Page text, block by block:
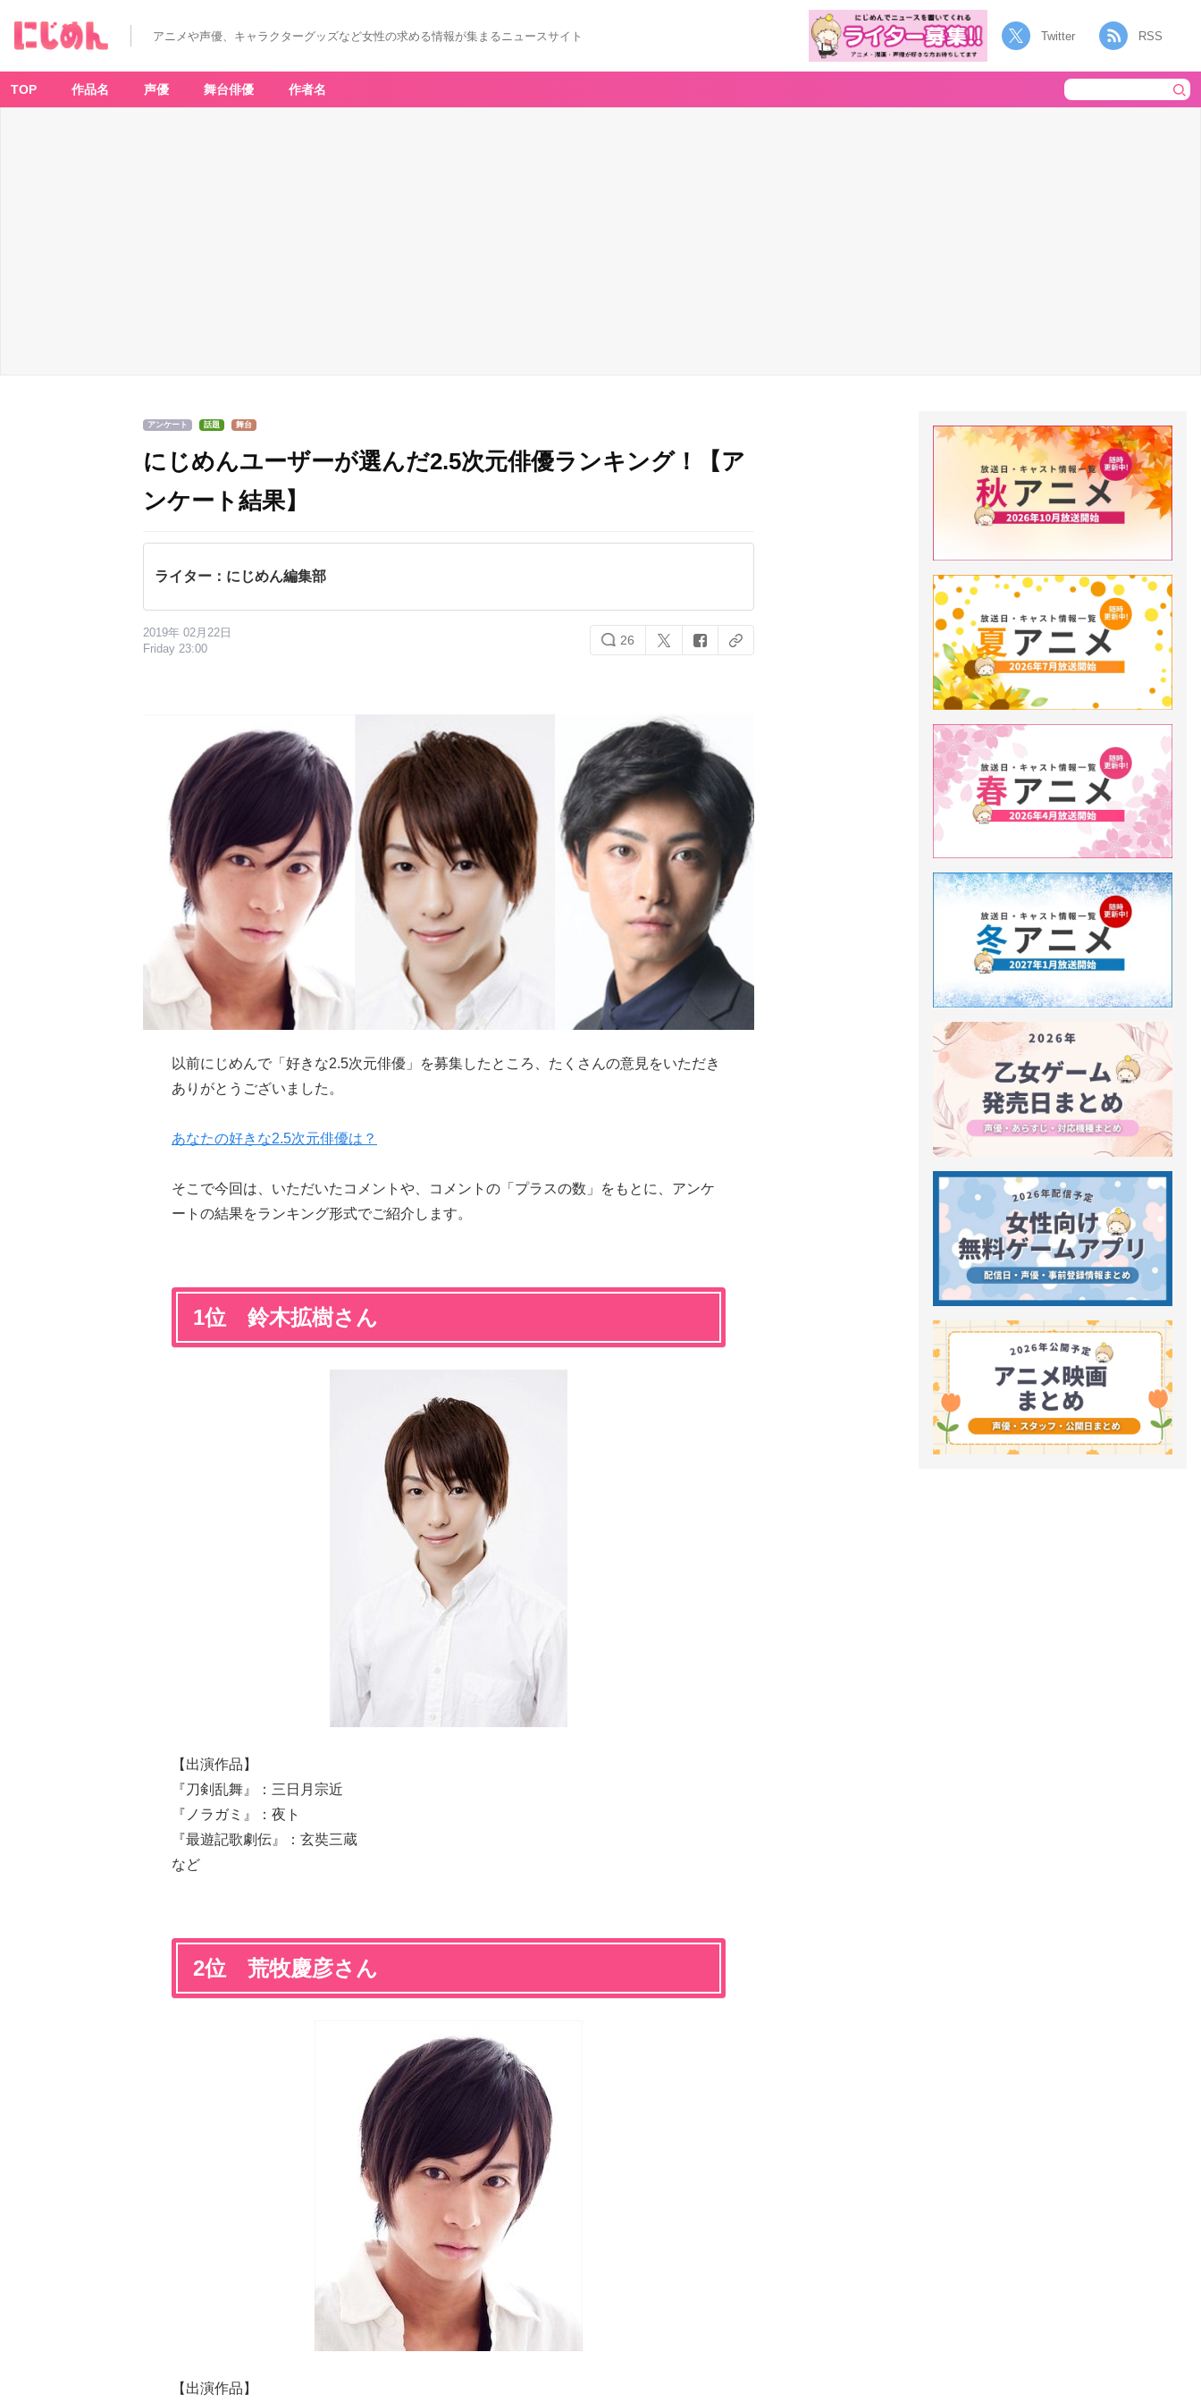
アニメや声優、キャラクターグッズなど女性の求める情報が集まるニュースサイト Twitter RSS
TOP 作品名 声優 舞台俳優 作者名
アンケート 話題 舞台
にじめんユーザーが選んだ2.5次元俳優ランキング！【ア
ンケート結果】
ライター：にじめん編集部
2019年 02月22日
Friday 23:00
26
以前にじめんで「好きな2.5次元俳優」を募集したところ、たくさんの意見をいただき
ありがとうございました。
あなたの好きな2.5次元俳優は？
そこで今回は、いただいたコメントや、コメントの「プラスの数」をもとに、アンケ
ートの結果をランキング形式でご紹介します。
1位 鈴木拡樹さん
【出演作品】
『刀剣乱舞』：三日月宗近
『ノラガミ』：夜ト
『最遊記歌劇伝』：玄奘三蔵
など
2位 荒牧慶彦さん
【出演作品】